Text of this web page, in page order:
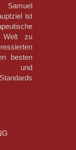
ist
Welt zu
besten
und